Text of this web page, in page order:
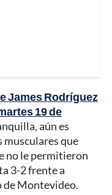
James Rodríguez
19 de
aún es
que
no le permitieron
3-2 frente a
de Montevideo.